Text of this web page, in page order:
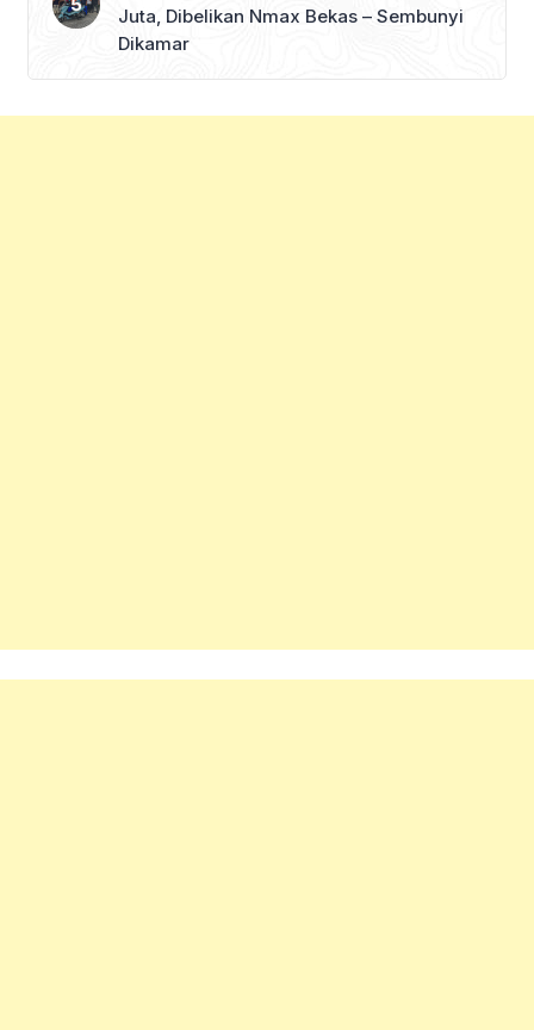
Juta, Dibelikan Nmax Bekas – Sembunyi
Dikamar